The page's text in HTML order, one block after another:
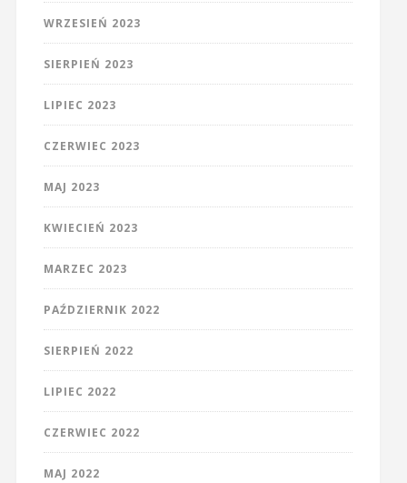
WRZESIEŃ 2023
SIERPIEŃ 2023
LIPIEC 2023
CZERWIEC 2023
MAJ 2023
KWIECIEŃ 2023
MARZEC 2023
PAŹDZIERNIK 2022
SIERPIEŃ 2022
LIPIEC 2022
CZERWIEC 2022
MAJ 2022